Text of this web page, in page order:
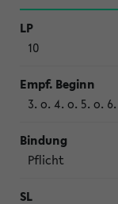
10
3. o. 4. o. 5. o. 6.
Pflicht